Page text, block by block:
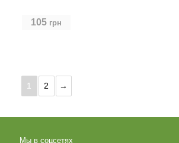
105 грн
1 2 →
Мы в соцсетях